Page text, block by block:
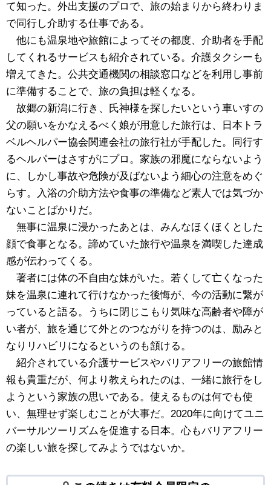
て知った。外出支援のプロで、旅の始まりから終わりま
で同行し介助する仕事である。
他にも温泉地や旅館によってその都度、介助者を手配
してくれるサービスも紹介されている。介護タクシーも
増えてきた。公共交通機関の相談窓口などを利用し事前
に準備することで、旅の負担は軽くなる。
故郷の新潟に行き、氏神様を探したいという車いすの
父の願いをかなえるべく娘が用意した旅行は、日本トラ
ベルヘルパー協会関連会社の旅行社が手配した。同行す
るヘルパーはさすがにプロ。家族の邪魔にならないよう
に、しかし事故や危険が及ばないよう細心の注意をめぐ
らす。入浴の介助方法や食事の準備など素人では気づか
ないことばかりだ。
無事に温泉に浸かったあとは、みんなほくほくとした
顔で食事となる。諦めていた旅行や温泉を満喫した達成
感が伝わってくる。
著者には体の不自由な妹がいた。若くして亡くなった
妹を温泉に連れて行けなかった後悔が、今の活動に繋が
っていると語る。うちに閉じこもり気味な高齢者や障が
い者が、旅を通じて外とのつながりを持つのは、励みと
なりリハビリになるというのも頷ける。
紹介されている介護サービスやバリアフリーの旅館情
報も貴重だが、何より教えられたのは、一緒に旅行をし
ようという家族の思いである。使えるものは何でも使
い、無理せず楽しむことが大事だ。2020年に向けてユニ
バーサルツーリズムを促進する日本。心もバリアフリー
の楽しい旅を探してみようではないか。